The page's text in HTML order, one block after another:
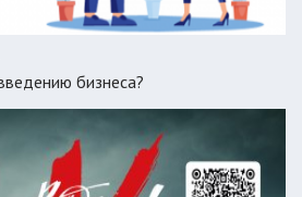
бизнеса?